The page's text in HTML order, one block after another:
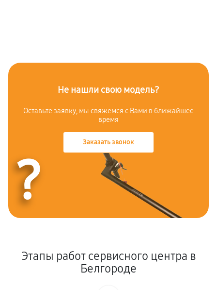
Не нашли свою модель?
Оставьте заявку, мы свяжемся с Вами в ближайшее
время
Заказать звонок
?
Этапы работ сервисного центра в
Белгороде